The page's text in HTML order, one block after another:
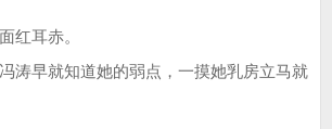
红耳赤。
早就知道她的弱点，一摸她乳房立马就